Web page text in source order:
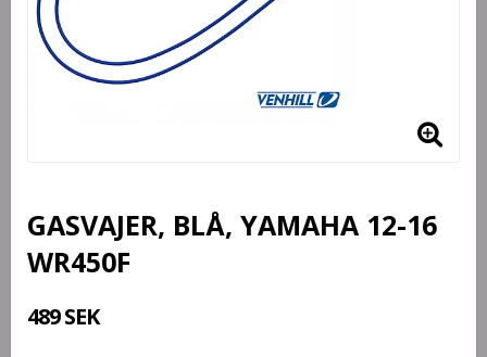
GASVAJER, BLÅ, YAMAHA 12-16
WR450F
489 SEK